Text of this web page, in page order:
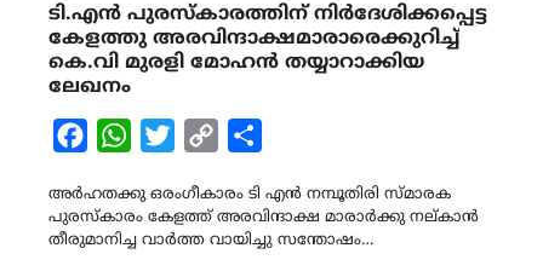
ടി.എൻ പുരസ്‌കാരത്തിന് നിർദേശിക്കപ്പെട്ട
കേളത്തു അരവിന്ദാക്ഷമാരാരെക്കുറിച്ച്
കെ.വി മുരളി മോഹൻ തയ്യാറാക്കിയ
ലേഖനം
FacebookWhatsAppTwitterCopy
അർഹതക്കു ഒരംഗീകാരം ടി എൻ നമ്പൂതിരി സ്മാരക
പുരസ്‌കാരം കേളത്ത്‌ അരവിന്ദാക്ഷ മാരാർക്കു നല്കാൻ
തീരുമാനിച്ച വാർത്ത വായിച്ചു സന്തോഷം…